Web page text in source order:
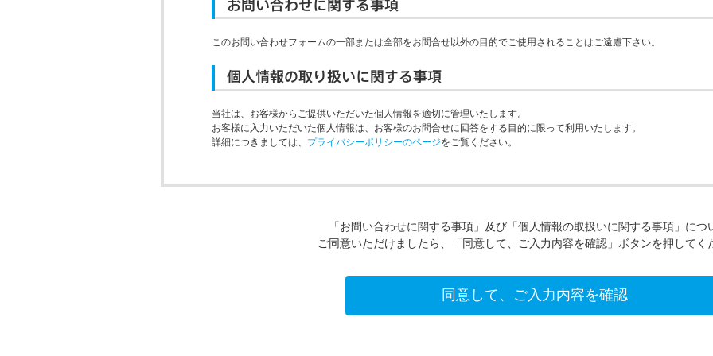
お問い合わせに関する事項
このお問い合わせフォームの一部または全部をお問合せ以外の目的でご使用されることはご遠慮下さい。
個人情報の取り扱いに関する事項
当社は、お客様からご提供いただいた個人情報を適切に管理いたします。
お客様に入力いただいた個人情報は、お客様のお問合せに回答をする目的に限って利用いたします。
詳細につきましては、 プライバシーポリシーのページをご覧ください。
「お問い合わせに関する事項」及び「個人情報の取扱いに関する事項」につ
ご同意いただけましたら、「同意して、ご入力内容を確認」ボタンを押してく
同意して、ご入力内容を確認